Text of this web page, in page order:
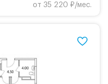
от 35 220 ₽/мес.